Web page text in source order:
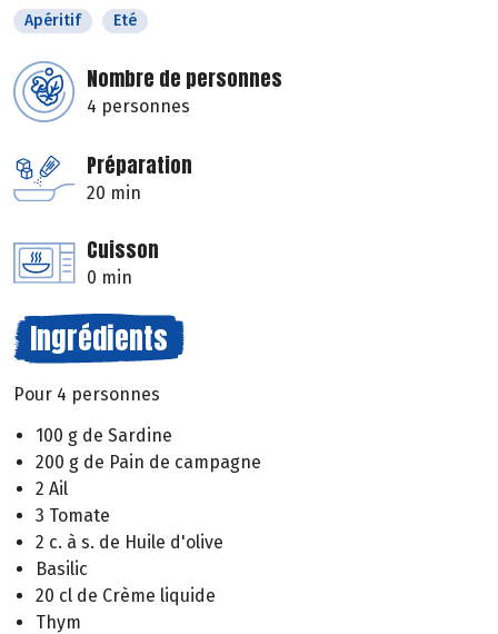
Apéritif Eté
Nombre de personnes
4 personnes
Préparation
20 min
Cuisson
0 min
Ingrédients
Pour 4 personnes
100 g de Sardine
200 g de Pain de campagne
2 Ail
3 Tomate
2 c. à s. de Huile d'olive
Basilic
20 cl de Crème liquide
Thym